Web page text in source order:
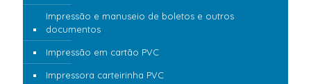
Impressão e manuseio de boletos e outros
documentos
Impressão em cartão PVC
Impressora carteirinha PVC